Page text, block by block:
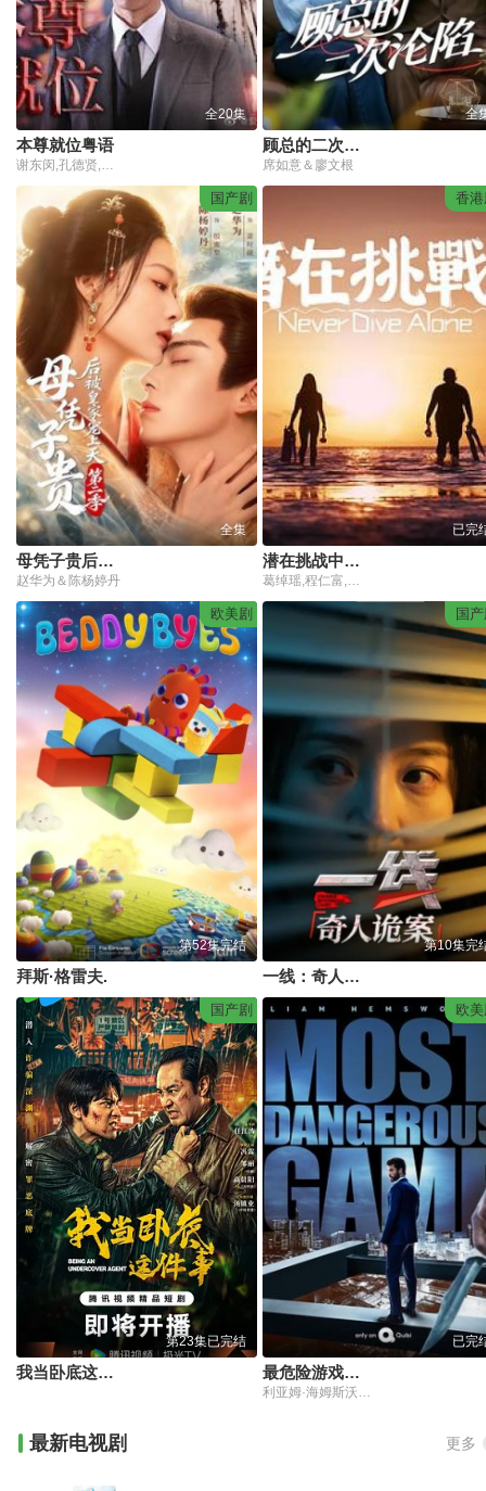
全20集
本尊就位粤语
全
顾总的二次沦陷
席如意＆廖文根
国产剧
全集
母凭子贵后被皇家宠上天第2季
赵华为＆陈杨婷丹
香
已完
潜在挑战中粤语
欧美剧
第52集完结
拜斯·格雷夫.
国
第10集完
一线：奇人诡案
国产剧
第23集已完结
我当卧底这件事
欧
已完
最危险游戏第一季
利亚姆·海姆斯沃斯,克里斯托弗·瓦尔兹,莎拉·加顿,亚伦·普尔,吉米·耶肯博拉,刘承羽,比利·伯克,扎克·切利,帕特里克·加洛,泰勒·拉芙,安德鲁·舍夫,达林·贝克,卡罗林纳·巴特察克,Chris,Kotcher,李亚男·普瓦里埃·格林菲尔德,阿尔·萨皮恩扎,查得卡米列里,布兰登·麦克奈特
最新电视剧 更多